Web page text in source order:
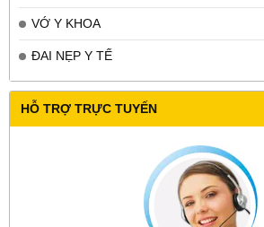
VỚ Y KHOA
ĐAI NẸP Y TẾ
HỖ TRỢ TRỰC TUYẾN